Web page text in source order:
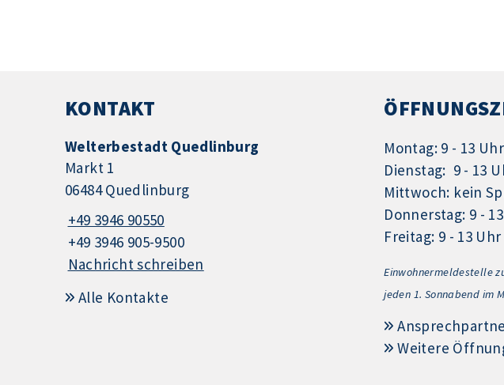
KONTAKT
Welterbestadt Quedlinburg
Markt 1
06484 Quedlinburg
+49 3946 90550
+49 3946 905-9500
Nachricht schreiben
Alle Kontakte
Montag: 9 - 13 Uhr
Dienstag: 9 - 13
Mittwoch: kein
Donnerstag: 9 -
Freitag: 9 - 13 Uhr
Einwohnermeldestelle
jeden 1. Sonnabend im
Weitere